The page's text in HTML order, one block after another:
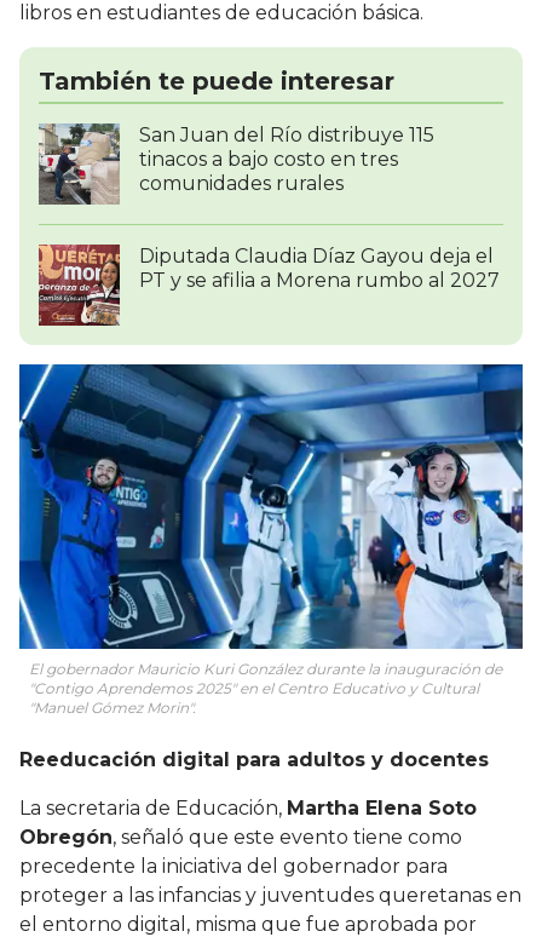
libros en estudiantes de educación básica.
También te puede interesar
San Juan del Río distribuye 115
tinacos a bajo costo en tres
comunidades rurales
Diputada Claudia Díaz Gayou deja el
PT y se afilia a Morena rumbo al 2027
El gobernador Mauricio Kuri González durante la inauguración de
"Contigo Aprendemos 2025" en el Centro Educativo y Cultural
"Manuel Gómez Morin".
Reeducación digital para adultos y docentes
La secretaria de Educación, Martha Elena Soto
Obregón, señaló que este evento tiene como
precedente la iniciativa del gobernador para
proteger a las infancias y juventudes queretanas en
el entorno digital, misma que fue aprobada por